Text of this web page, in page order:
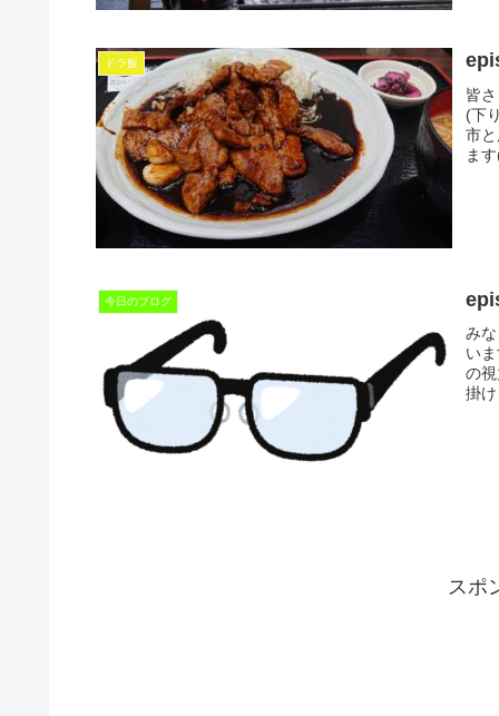
ドラ飯
皆
(下
市
ま
今日のブログ
み
い
の
掛
スポ